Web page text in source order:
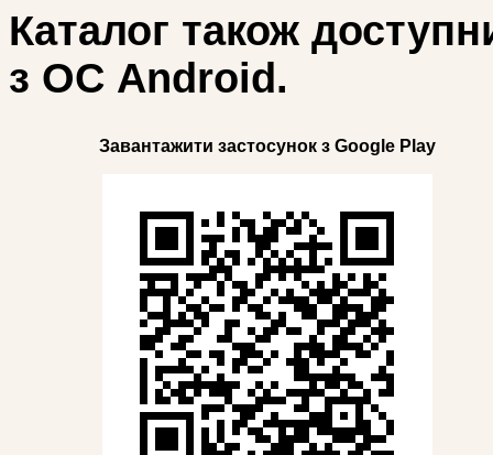
Каталог також
з ОС Android.
Завантажити застосунок з Google Play